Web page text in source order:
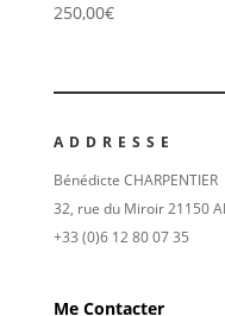
250,00€
ADDRESSE
Bénédicte CHARPENTIER
32, rue du Miroir 21150
+33 (0)6 12 80 07 35
Me Contacter